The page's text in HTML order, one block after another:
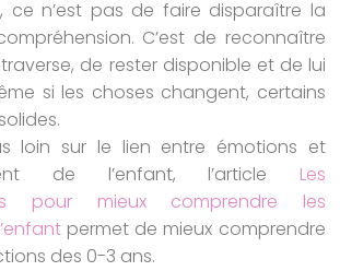
ce n’est pas de faire disparaître la
C’est de reconnaître
de rester disponible et de lui
si les choses changent, certains
loin sur le lien entre émotions et
de l’enfant, l’article Les
pour mieux comprendre les
permet de mieux comprendre
des 0-3 ans.